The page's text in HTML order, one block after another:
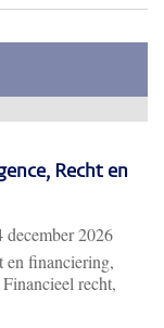
Recht en
december 2026
en financiering,
recht,